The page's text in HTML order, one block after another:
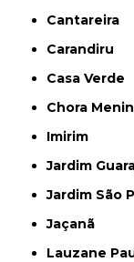
Cantareira
Carandiru
Casa Verde
Chora
Imirim
Jardim
Jardim São
Jaçanã
Lauzane